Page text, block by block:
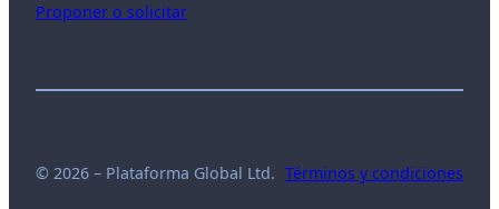
Proponer o solicitar
© 2026 – Plataforma Global Ltd. Términos y condiciones